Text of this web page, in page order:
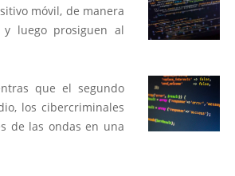
móvil, de manera
luego prosiguen al
que el segundo
los cibercriminales
de las ondas en una